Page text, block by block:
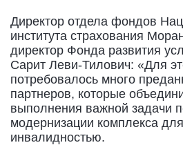
Директор отдела фондов
института страхования
директор Фонда развития
Сарит Леви-Тилович: «Для
потребовалось много
партнеров, которые
выполнения важной задачи
модернизации комплекса
инвалидностью.